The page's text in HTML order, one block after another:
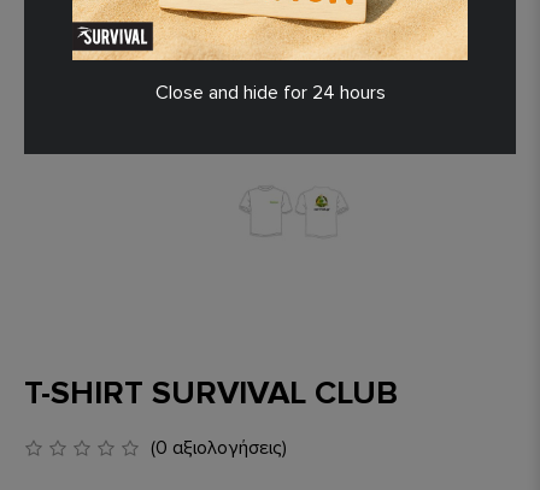
T-SHIRT SURVIVAL CLUB
(0 αξιολογήσεις)
Close and hide for 24 hours